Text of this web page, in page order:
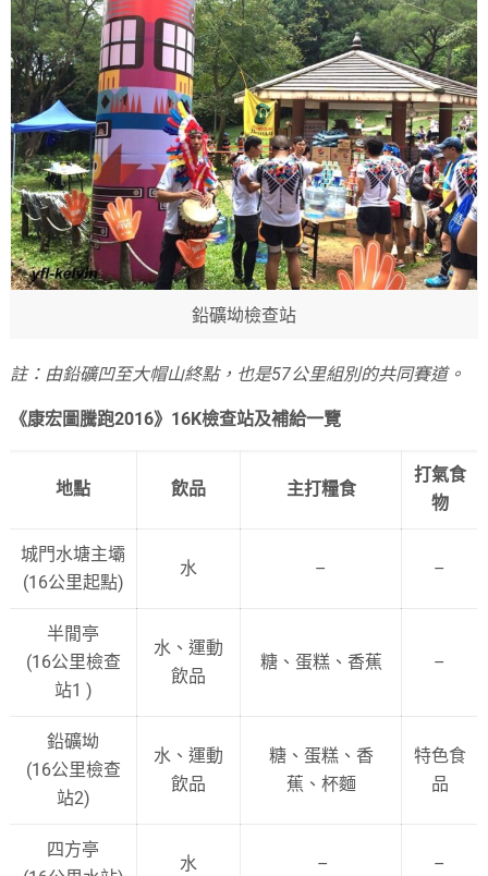
鉛礦坳檢查站
註：由鉛礦凹至大帽山終點，也是57公里組別的共同賽道。
《康宏圖騰跑2016》16K檢查站及補給一覽
地點 飲品 主打糧食
打氣食
物
城門水塘主壩
(16公里起點)
水 – –
半閒亭
(16公里檢查
站1 )
水、運動
飲品
糖、蛋糕、香蕉 –
鉛礦坳
(16公里檢查
站2)
水、運動
飲品
糖、蛋糕、香
蕉、杯麵
特色食
品
四方亭
水 – –